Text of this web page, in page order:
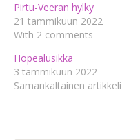
Pirtu-Veeran hylky
21 tammikuun 2022
With 2 comments
Hopealusikka
3 tammikuun 2022
Samankaltainen artikkeli